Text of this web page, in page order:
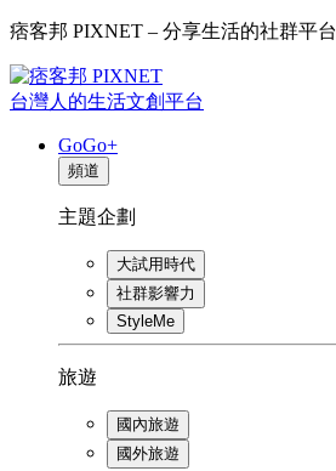
痞客邦 PIXNET – 分享生活的社群平台
台灣人的生活文創平台
GoGo+
頻道
主題企劃
大試用時代
社群影響力
StyleMe
旅遊
國內旅遊
國外旅遊